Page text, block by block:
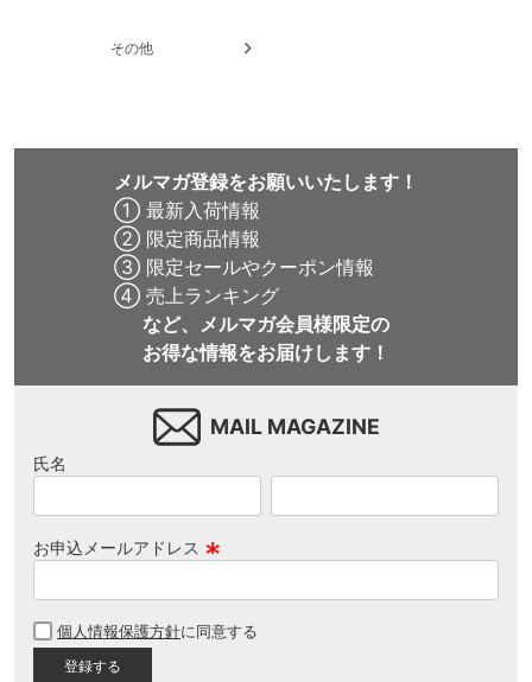
その他
メルマガ登録をお願いいたします！
① 最新入荷情報
② 限定商品情報
③ 限定セールやクーポン情報
④ 売上ランキング
など、メルマガ会員様限定の
お得な情報をお届けします！
MAIL MAGAZINE
氏名
お申込メールアドレス
須
個人情報保護方針に同意する